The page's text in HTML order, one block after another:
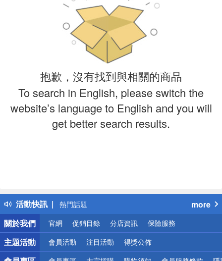
抱歉，沒有找到與相關的商品
To search in English, please switch the
website’s language to English and you will
get better search results.
活動快訊
得獎公告
熱門話題
銀行優惠
偏遠地區配送
詐騙網頁！請小心！
more
關於我們
官網 促銷目錄 分店資訊 保險服務
主題活動 會員活動 注目活動 得獎公佈